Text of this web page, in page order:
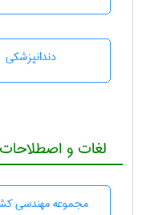
دندانپزشكی
لغات و
مجموعه مهندسی